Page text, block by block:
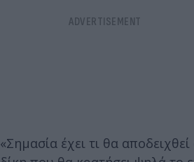
«Σημασία έχει τι θα